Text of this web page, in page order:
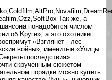
Так же, а
понадобится числом
об Круге», а это охотники
«Взглянет - лес
войны», именитые «Улицы
последствия».
скрученным сюжетом
порядке можно купить